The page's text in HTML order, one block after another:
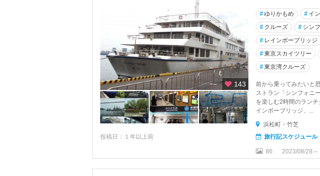
渋谷・原宿・表参道
恵比寿・自由が丘・二子玉川
お台場・新橋・汐留
葛飾・葛西・足立
板橋・練馬・赤羽
中野・杉並・世田谷
東京駅・大手町・日本橋
浅草・上野・東京スカイツリー
143
投稿日：１年以上前
#ゆりかもめ # イ
# クルーズ # シン
# レインボーブリッジ
#東京スカイツリー
#東京湾クルーズ
前から乗ってみたいと
ストラン「シンフォニ
を楽しむ2時間のラン
インボーブリッジ、...
浜松町・竹芝
旅行記スケジュール
86 2023/08/28～